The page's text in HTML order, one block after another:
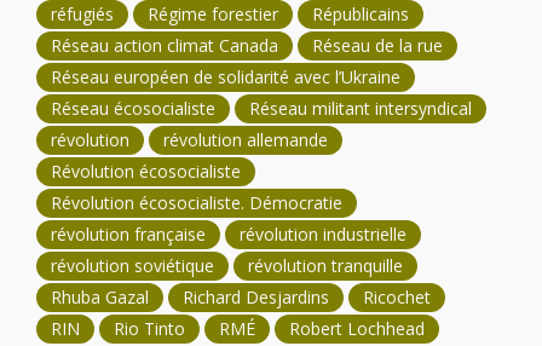
réfugiés
Régime forestier
Républicains
Réseau action climat Canada
Réseau de la rue
Réseau européen de solidarité avec l’Ukraine
Réseau écosocialiste
Réseau militant intersyndical
révolution
révolution allemande
Révolution écosocialiste
Révolution écosocialiste. Démocratie
révolution française
révolution industrielle
révolution soviétique
révolution tranquille
Rhuba Gazal
Richard Desjardins
Ricochet
RIN
Rio Tinto RMÉ
Robert Lochhead